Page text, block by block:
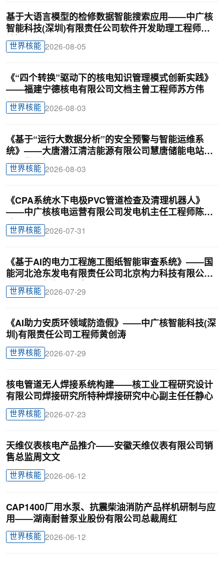
基于大语言模型的检修数据智能搜索应用——中广核
智能科技(深圳)有限责任公司软件开发助理工程师廖
锦颖
世界核能 2026-08-05
《“四个转换”驱动下的核电知识管理模式创新实践》
——福建宁德核电有限公司文档主曾工程师苏方伟
世界核能 2026-08-03
《基于“运行大数据分析”的安全预警与智能运维系
统》——大唐潜江清洁能源有限公司慧唐储能电站负
责人戴迎根
世界核能 2026-08-03
《CPA系统水下电极PVC管道检查及清理机器人》
——中广核核电运营有限公司发电机主任工程师陈俊
达
世界核能 2026-07-31
《基于AI的电力工程施工图纸智能审查系统》——国
能河北沧东发电有限责任公司北京构力科技有限公司
BIM曾理咨询罗晟威
世界核能 2026-07-29
《AI助力安质环领域防造假》——中广核智能科技(深
圳)有限责任公司工程师黄创涛
世界核能 2026-07-29
核电管道无人焊接系统构建——核工业工程研究设计
有限公司焊接研究所特种焊接研究中心副主任任静心
世界核能 2026-07-23
天维仪表核电产品推介——安徽天维仪表有限公司销
售总监周文文
世界核能 2026-06-12
CAP1400厂用水泵、抗震柴油消防产品样机研制与应
用——湖南耐普泵业股份有限公司总裁周红
世界核能 2026-06-12